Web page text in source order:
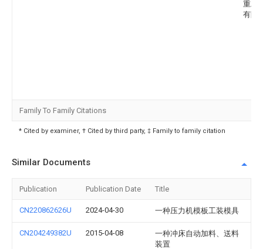
重工
有限
Family To Family Citations
* Cited by examiner, † Cited by third party, ‡ Family to family citation
Similar Documents
Publication Publication Date Title
CN220862626U 2024-04-30 一种压力机模板工装模具
CN204249382U 2015-04-08
一种冲床自动加料、送料
装置